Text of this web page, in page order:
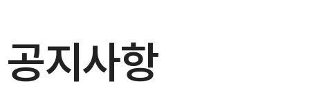
공지사항